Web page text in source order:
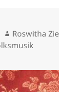
Autor
Roswitha